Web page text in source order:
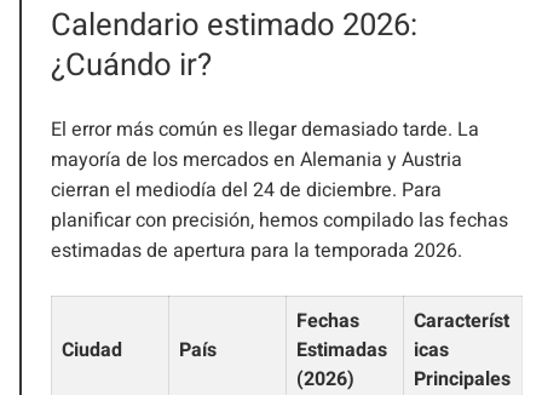
Calendario estimado 2026:
¿Cuándo ir?
El error más común es llegar demasiado tarde. La
mayoría de los mercados en Alemania y Austria
cierran el mediodía del 24 de diciembre. Para
planificar con precisión, hemos compilado las fechas
estimadas de apertura para la temporada 2026.
Ciudad País
Fechas
Estimadas
(2026)
Característ
icas
Principales